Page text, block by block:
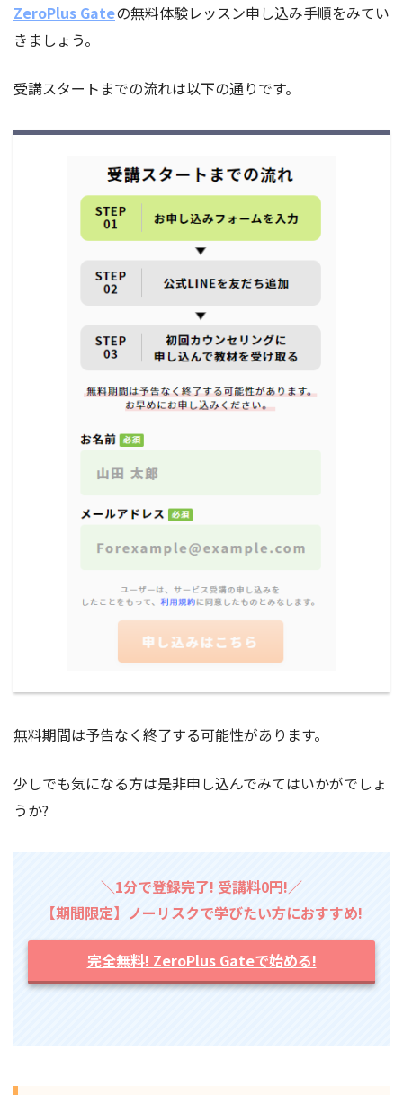
ZeroPlus Gateの無料体験レッスン申し込み手順をみてい
きましょう。
受講スタートまでの流れは以下の通りです。
無料期間は予告なく終了する可能性があります。
少しでも気になる方は是非申し込んでみてはいかがでしょ
うか?
＼1分で登録完了! 受講料0円!／
【期間限定】ノーリスクで学びたい方におすすめ!
完全無料! ZeroPlus Gateで始める!